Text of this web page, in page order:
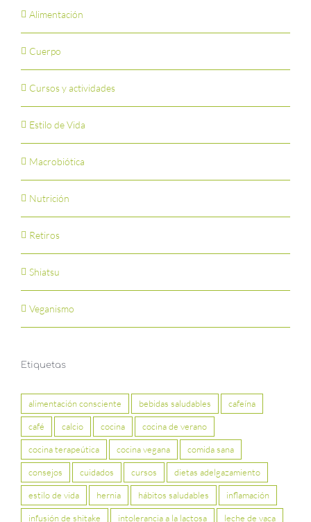
Alimentación
Cuerpo
Cursos y actividades
Estilo de Vida
Macrobiótica
Nutrición
Retiros
Shiatsu
Veganismo
Etiquetas
alimentación consciente bebidas saludables cafeína
café calcio cocina cocina de verano
cocina terapeútica cocina vegana comida sana
consejos cuidados cursos dietas adelgazamiento
estilo de vida hernia hábitos saludables inflamación
infusión de shitake intolerancia a la lactosa leche de vaca